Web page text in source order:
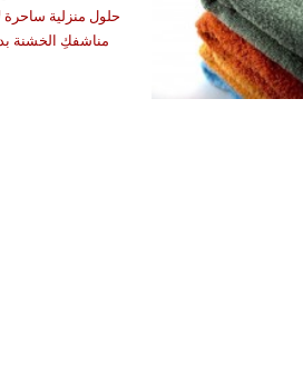
حلول منزلية ساحرة
مناشفكِ الخشنة